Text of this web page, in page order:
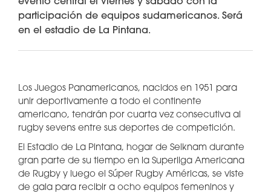
participación de equipos sudamericanos. Será
en el estadio de La Pintana.
Los Juegos Panamericanos, nacidos en 1951 para
unir deportivamente a todo el continente
americano, tendrán por cuarta vez consecutiva al
rugby sevens entre sus deportes de competición.
El Estadio de La Pintana, hogar de Selknam durante
gran parte de su tiempo en la Superliga Americana
de Rugby y luego el Súper Rugby Américas, se viste
de gala para recibir a ocho equipos femeninos y